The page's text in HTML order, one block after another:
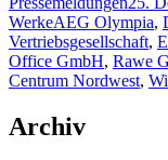
am
WerkeSchlagwörter
AEG Olympia,
Vertriebsgesellschaft,
Office GmbH, Rawe
Centrum Nordwest,
Archiv